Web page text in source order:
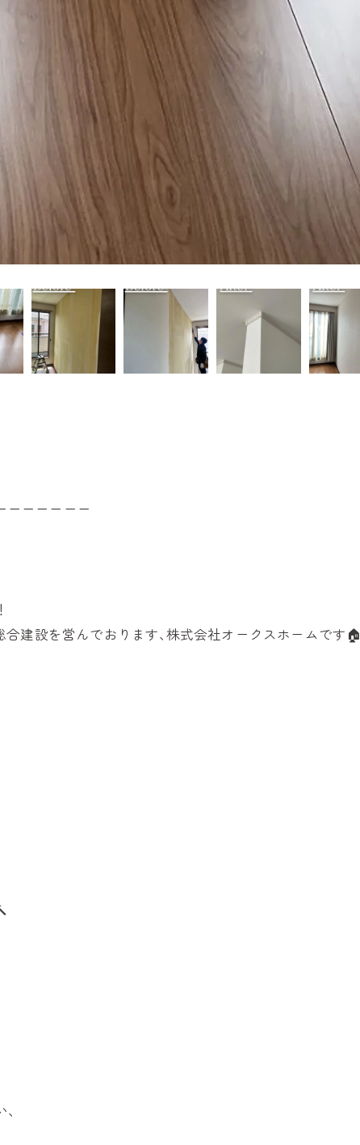
ーーーーーー
建設を営んでおります､株式会社オークスホームです🏠